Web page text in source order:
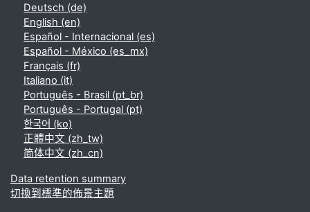
Deutsch ‎(de)‎
English ‎(en)‎
Español - Internacional ‎(es)‎
Español - México ‎(es_mx)‎
Français ‎(fr)‎
Italiano ‎(it)‎
Português - Brasil ‎(pt_br)‎
Português - Portugal ‎(pt)‎
한국어 ‎(ko)‎
正體中文 ‎(zh_tw)‎
简体中文 ‎(zh_cn)‎
Data retention summary
切換到標準的佈景主題